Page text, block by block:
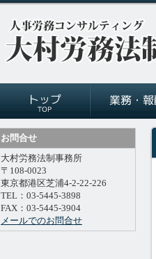
お問合せ
大村労務法制事務所
〒108-0023
東京都港区芝浦4-2-22-226
TEL：03-5445-3898
FAX：03-5445-3904
メールでのお問合せ